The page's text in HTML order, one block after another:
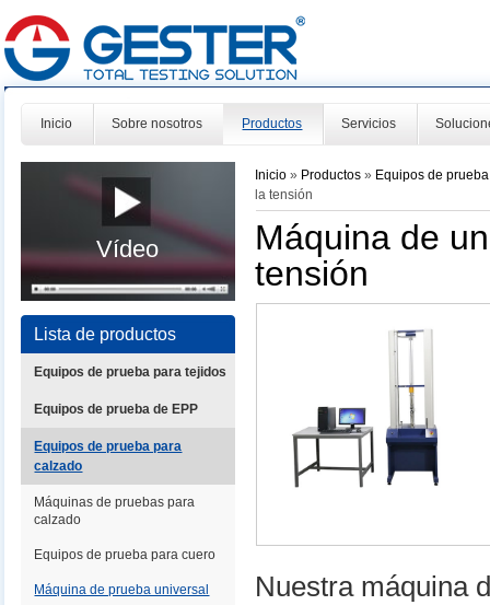
Inicio Sobre nosotros Productos Servicios
Vídeo
Lista de productos
Equipos de prueba para tejidos
Equipos de prueba de EPP
Equipos de prueba para
calzado
Máquinas de pruebas para
calzado
Equipos de prueba para cuero
Máquina de prueba universal
Inicio » Productos» Equipos de
la tensión
Máquina de
tensión
Nuestra máquina